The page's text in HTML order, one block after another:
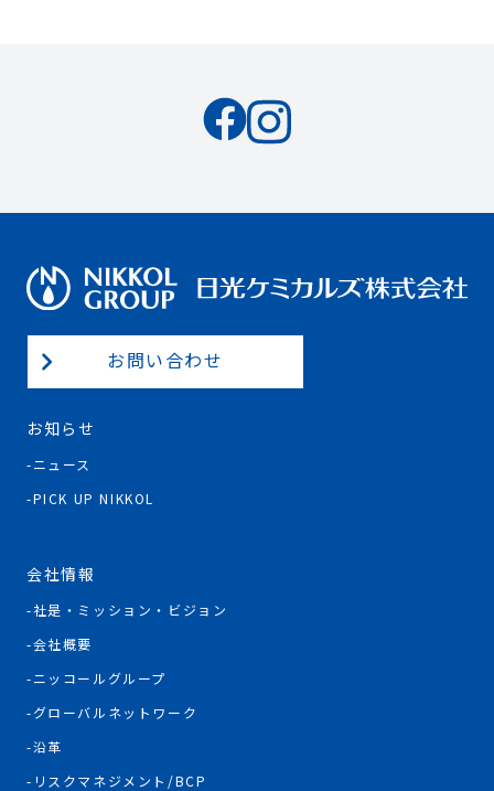
お問い合わせ
お知らせ
ニュース
PICK UP NIKKOL
会社情報
社是・ミッション・ビジョン
会社概要
ニッコールグループ
グローバルネットワーク
沿革
リスクマネジメント/BCP